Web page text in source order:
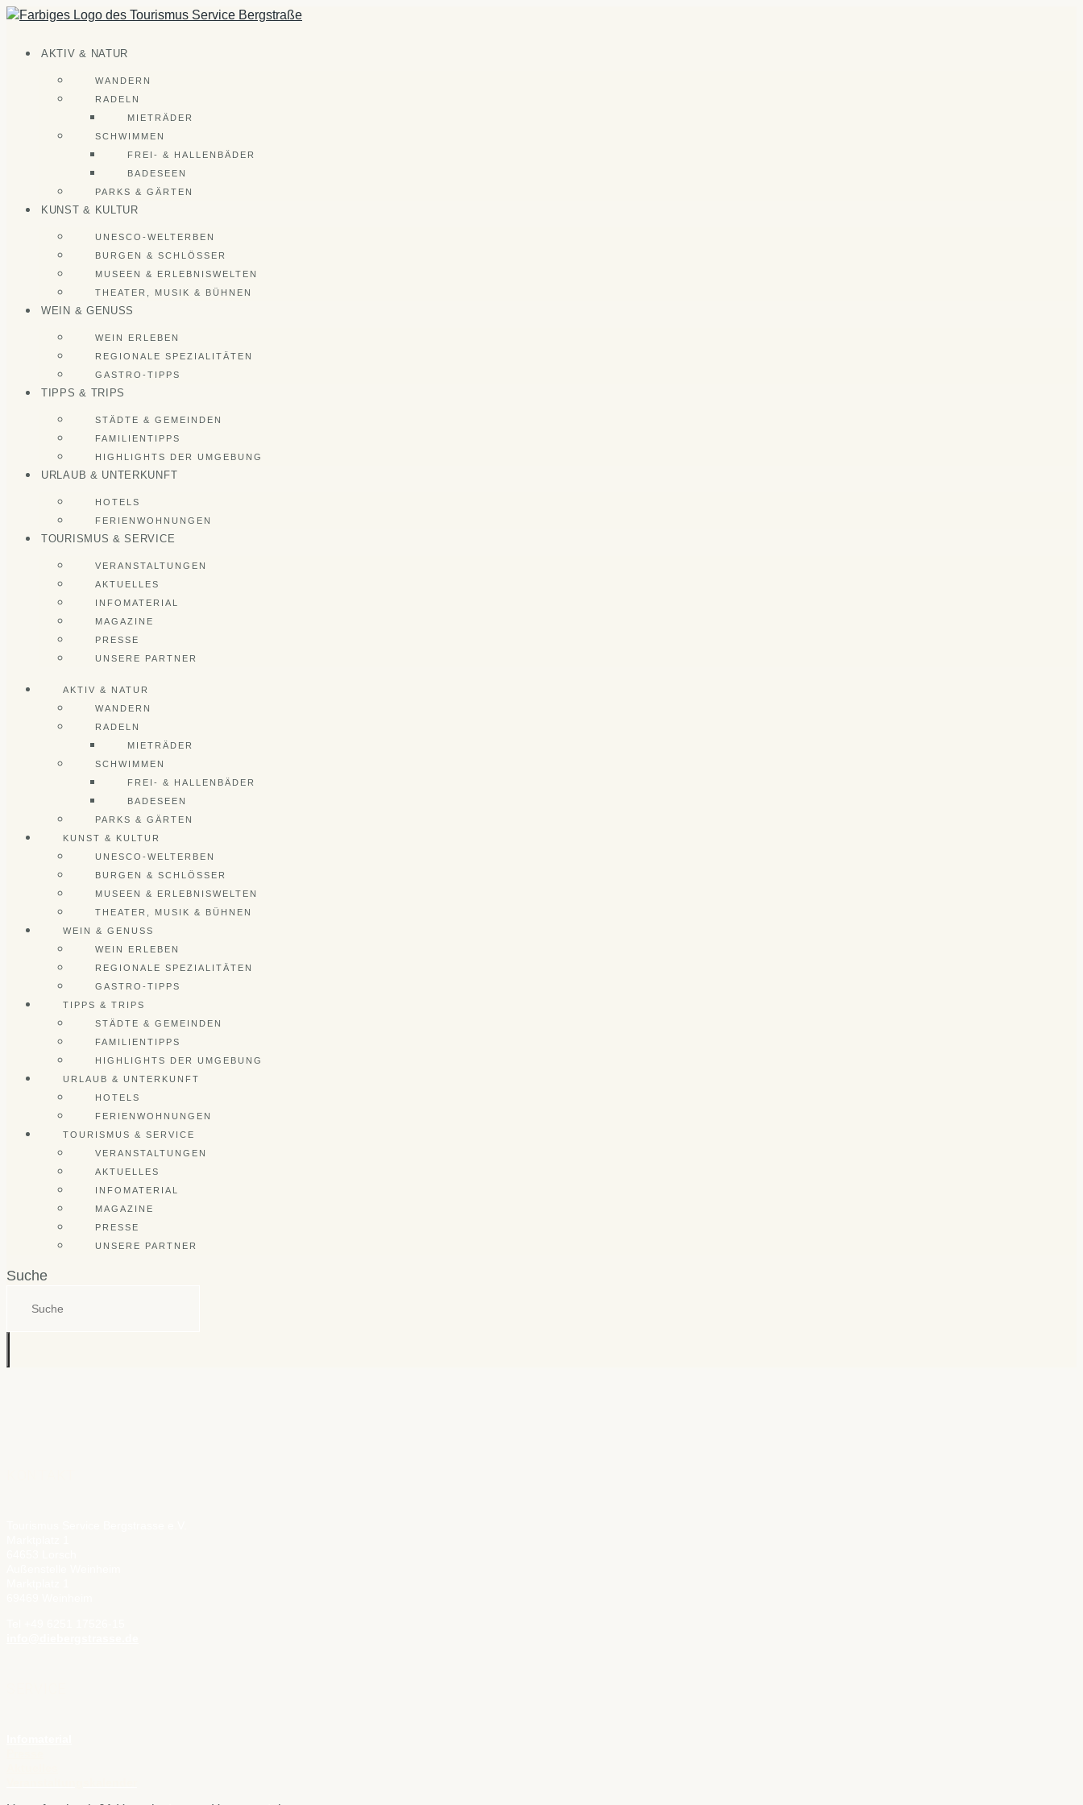
Zum
springenAKTIV & NATUR
WANDERN
RADELN
MIETRÄDER
SCHWIMMEN
FREI- & HALLENBÄDER
BADESEEN
PARKS & GÄRTEN
KUNST & KULTUR
UNESCO-WELTERBEN
BURGEN & SCHLÖSSER
MUSEEN & ERLEBNISWELTEN
THEATER, MUSIK & BÜHNEN
WEIN & GENUSS
WEIN ERLEBEN
REGIONALE SPEZIALITÄTEN
GASTRO-TIPPS
TIPPS & TRIPS
STÄDTE & GEMEINDEN
FAMILIENTIPPS
HIGHLIGHTS DER UMGEBUNG
URLAUB & UNTERKUNFT
HOTELS
FERIENWOHNUNGEN
TOURISMUS & SERVICE
VERANSTALTUNGEN
AKTUELLES
INFOMATERIAL
MAGAZINE
PRESSE
UNSERE PARTNER
AKTIV & NATUR
WANDERN
RADELN
MIETRÄDER
SCHWIMMEN
FREI- & HALLENBÄDER
BADESEEN
PARKS & GÄRTEN
KUNST & KULTUR
UNESCO-WELTERBEN
BURGEN & SCHLÖSSER
MUSEEN & ERLEBNISWELTEN
THEATER, MUSIK & BÜHNEN
WEIN & GENUSS
WEIN ERLEBEN
REGIONALE SPEZIALITÄTEN
GASTRO-TIPPS
TIPPS & TRIPS
STÄDTE & GEMEINDEN
FAMILIENTIPPS
HIGHLIGHTS DER UMGEBUNG
URLAUB & UNTERKUNFT
HOTELS
FERIENWOHNUNGEN
TOURISMUS & SERVICE
VERANSTALTUNGEN
AKTUELLES
INFOMATERIAL
MAGAZINE
PRESSE
UNSERE PARTNER
Suche